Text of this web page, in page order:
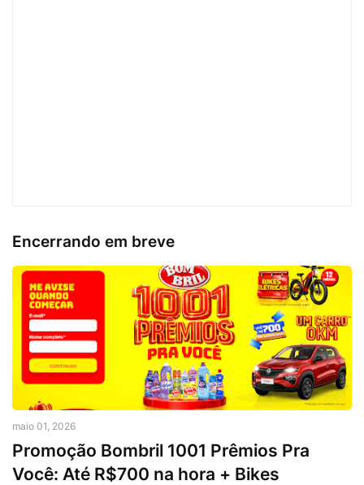
Encerrando em breve
maio 01, 2026
Promoção Bombril 1001 Prêmios Pra
Você: Até R$700 na hora + Bikes